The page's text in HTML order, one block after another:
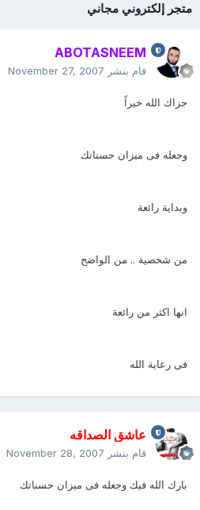
متجر إلكتروني مجاني
ABOTASNEEM
قام بنشر November 27, 2007
جزاك الله خيراً
وجعله فى ميزان حسناتك
وبداية رائعة
من شخصية .. من الواضح
انها اكثر من رائعة
فى رعاية الله
عاشق الصداقه
قام بنشر November 28, 2007
بارك الله فيك وجعله فى ميزان حسناتك